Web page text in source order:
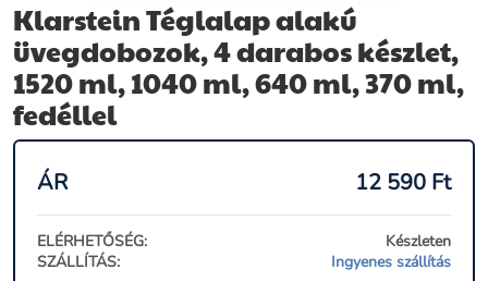
Klarstein Téglalap alakú
üvegdobozok, 4 darabos készlet,
1520 ml, 1040 ml, 640 ml, 370 ml,
fedéllel
ÁR 12 590 Ft
ELÉRHETŐSÉG:
Készleten
SZÁLLÍTÁS:
Ingyenes szállítás